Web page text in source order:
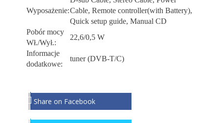
Wyposażenie:Cable, Remote controller(with Battery),
Quick setup guide, Manual CD
Pobór mocy
Wł./Wył.:
22,6/0,5 W
Informacje
dodatkowe:
tuner (DVB-T/C)
Share on Facebook